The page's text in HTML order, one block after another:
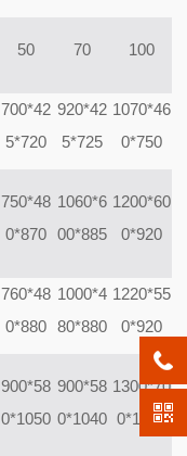
50 70 100
700*42
5*720
920*42
5*725
1070*46
0*750
750*48
0*870
1060*6
00*885
1200*60
0*920
760*48
0*880
1000*4
80*880
1220*55
0*920
900*58
0*1050
900*58
0*1040
1300*70
0*1080